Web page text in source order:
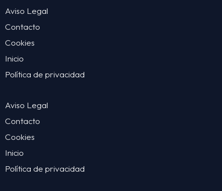
Aviso Legal
Contacto
Cookies
Inicio
Política de privacidad
Aviso Legal
Contacto
Cookies
Inicio
Política de privacidad